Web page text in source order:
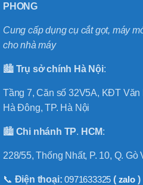
PHONG
Cung cấp dụng cụ cắt gọt, máy
cho nhà máy
🏙️ Trụ sở chính Hà Nội:
Tầng 7, Căn số 32V5A, KĐT
Hà Đông, TP. Hà Nội
🏙️ Chi nhánh TP. HCM:
228/55, Thống Nhất, P. 10, Q. Gò
📞 Điện thoại:0971633325 ( zalo)